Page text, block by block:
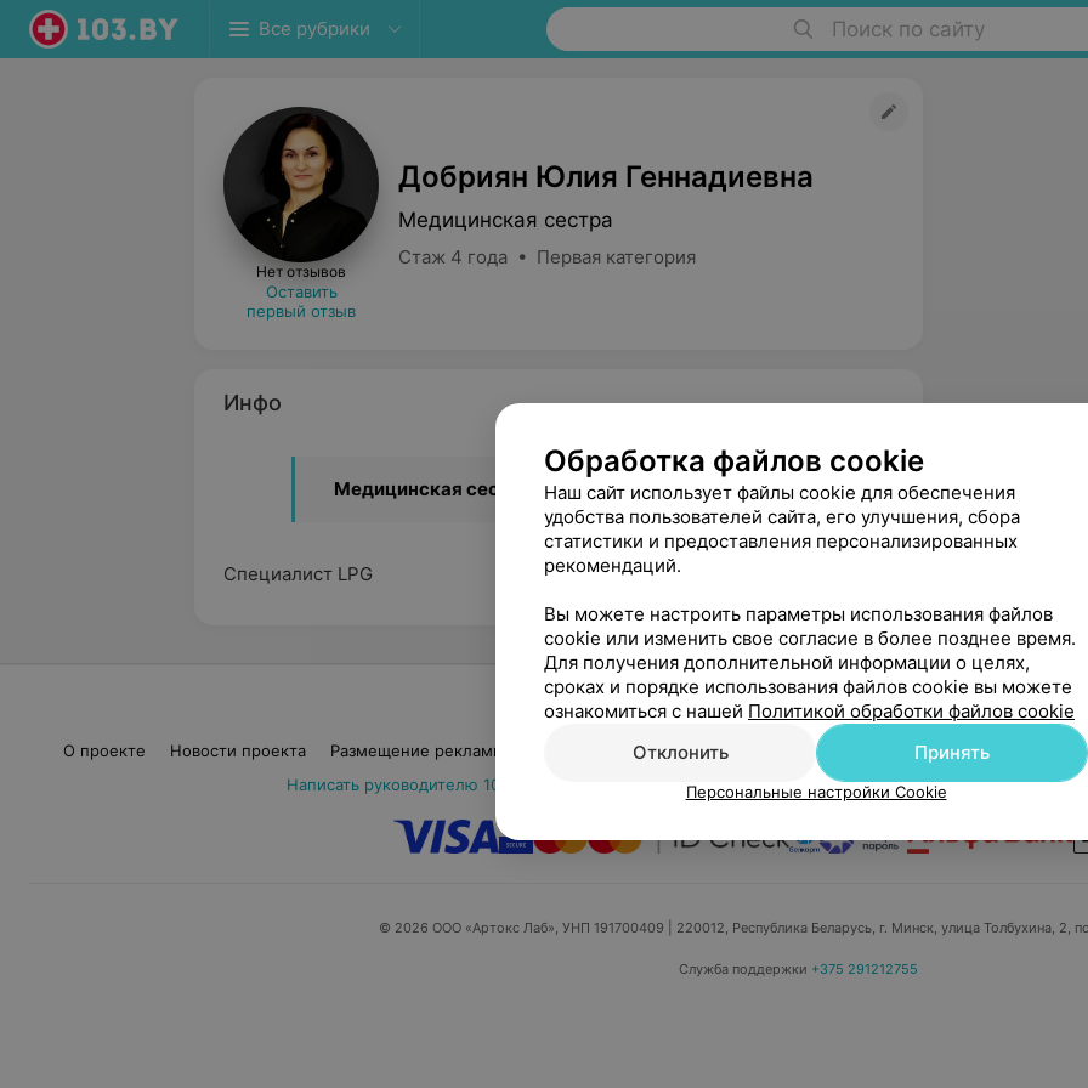
Все рубрики Поиск по сайту
Нет отзывов
Оставить
первый отзыв
Добриян Юлия Геннадиевна
Медицинская сестра
Стаж 4 года • Первая категория
Инфо
Медицинская сестра по физиотерапии
Специалист LPG
О проекте Новости проекта Размещение рекламы Медицинский маркетинг Публичный договор Пользовательское
Написать руководителю 103.by
Написать в поддержку Персональные настройки cookie
© 2026 ООО «Артокс Лаб», УНП 191700409 | 220012, Республика Беларусь, г. Минск, улица Толбухина, 2,
Служба поддержки +375 291212755
Обработка файлов cookie
Наш сайт использует файлы cookie для обеспечения
удобства пользователей сайта, его улучшения, сбора
статистики и предоставления персонализированных
рекомендаций.
Вы можете настроить параметры использования файлов
cookie или изменить свое согласие в более позднее время.
Для получения дополнительной информации о целях,
сроках и порядке использования файлов cookie вы можете
ознакомиться с нашей Политикой обработки файлов cookie
Отклонить
Принять
Персональные настройки Cookie